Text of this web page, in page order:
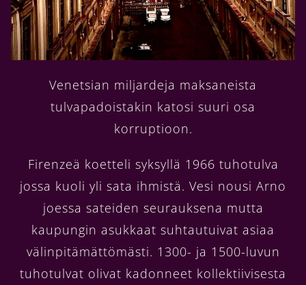
Venetsian miljardeja maksaneista
tulvapadoistakin katosi suuri osa
korruptioon.
Firenzeä koetteli syksyllä 1966 tuhotulva
jossa kuoli yli sata ihmistä. Vesi nousi Arno
joessa sateiden seurauksena mutta
kaupungin asukkaat suhtautuivat asiaa
välinpitämättömästi. 1300- ja 1500-luvun
tuhotulvat olivat kadonneet kollektiivisesta